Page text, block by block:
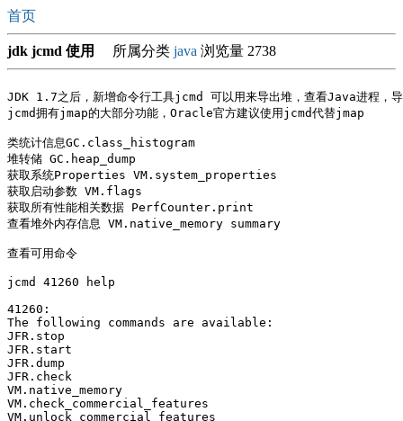
首页
jdk jcmd 使用 所属分类 java 浏览量 2738
JDK 1.7之后，新增命令行工具jcmd 可以用来导出堆，查看Java进程，导
jcmd拥有jmap的大部分功能，Oracle官方建议使用jcmd代替jmap
类统计信息GC.class_histogram
堆转储 GC.heap_dump
获取系统Properties VM.system_properties
获取启动参数 VM.flags
获取所有性能相关数据 PerfCounter.print
查看堆外内存信息 VM.native_memory summary
查看可用命令
jcmd 41260 help
41260:
The following commands are available:
JFR.stop
JFR.start
JFR.dump
JFR.check
VM.native_memory
VM.check_commercial_features
VM.unlock_commercial_features